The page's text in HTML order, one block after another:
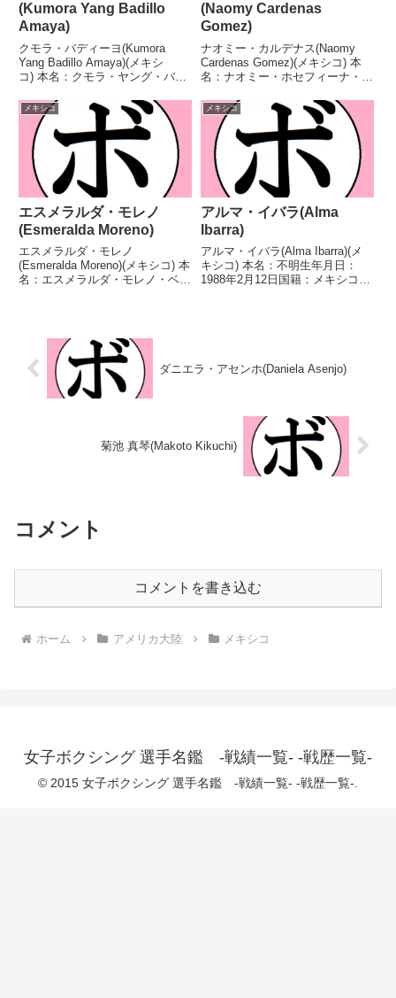
(Kumora Yang Badillo
Amaya)
クモラ・バディーヨ(Kumora
Yang Badillo Amaya)(メキシ
コ) 本名：クモラ・ヤング・バデ
年8月31日国籍：メキシコ戦績：
16戦8勝(2KO)6敗2分 【獲得タイ
トル】なし 【戦歴】20...
(Naomy Cardenas
Gomez)
ナオミー・カルデナス(Naomy
Cardenas Gomez)(メキシコ) 本
名：ナオミー・ホセフィーナ・カ
1999年7月16日国籍：メキシコ戦
績：12戦10勝(2KO)2敗 【獲得タ
イトル】なし 【戦歴】202...
メキシコ
エスメラルダ・モレノ
(Esmeralda Moreno)
エスメラルダ・モレノ
(Esmeralda Moreno)(メキシコ) 本
名：エスメラルダ・モレノ・ベイ
メキシコ女子ライトフライ級暫定
王座メ...
メキシコ
アルマ・イバラ(Alma
Ibarra)
アルマ・イバラ(Alma Ibarra)(メ
キシコ) 本名：不明生年月日：
1988年2月12日国籍：メキシコ戦
ダニエラ・アセンホ(Daniela Asenjo)
菊池 真琴(Makoto Kikuchi)
コメント
コメントを書き込む
ホーム アメリカ大陸 メキシコ
女子ボクシング 選手名鑑 -戦績一覧- -戦歴一覧-
© 2015 女子ボクシング 選手名鑑 -戦績一覧- -戦歴一覧-.